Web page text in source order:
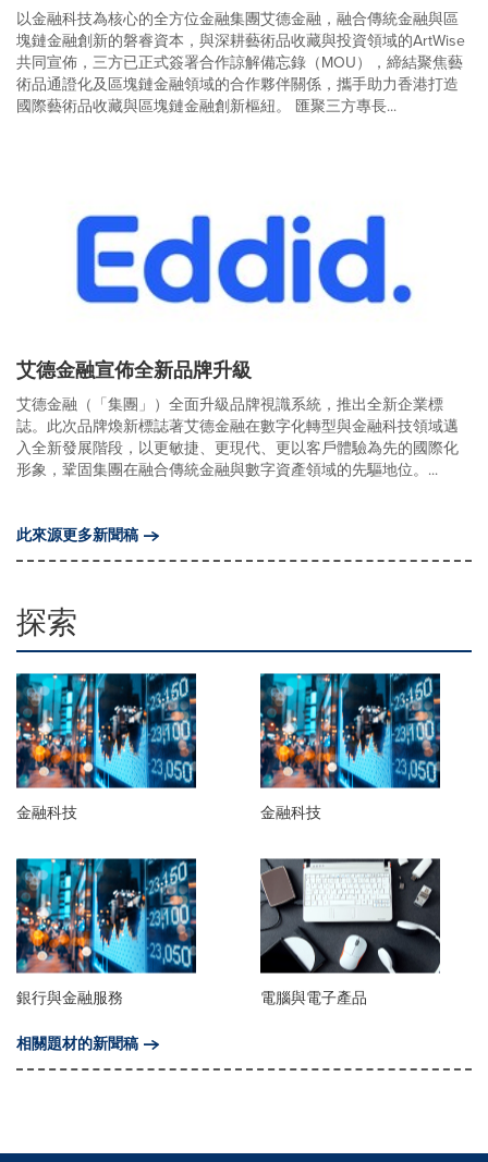
以金融科技為核心的全方位金融集團艾德金融，融合傳統金融與區
塊鏈金融創新的磐睿資本，與深耕藝術品收藏與投資領域的ArtWise
共同宣佈，三方已正式簽署合作諒解備忘錄（MOU），締結聚焦藝
術品通證化及區塊鏈金融領域的合作夥伴關係，攜手助力香港打造
國際藝術品收藏與區塊鏈金融創新樞紐。 匯聚三方專長...
艾德金融宣佈全新品牌升級
艾德金融（「集團」）全面升級品牌視識系統，推出全新企業標
誌。此次品牌煥新標誌著艾德金融在數字化轉型與金融科技領域邁
入全新發展階段，以更敏捷、更現代、更以客戶體驗為先的國際化
形象，鞏固集團在融合傳統金融與數字資產領域的先驅地位。...
此來源更多新聞稿
探索
金融科技 金融科技
銀行與金融服務
電腦與電子產品
相關題材的新聞稿